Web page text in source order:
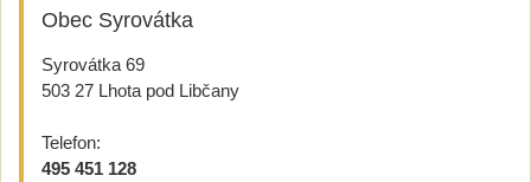
Obec Syrovátka
Syrovátka 69
503 27 Lhota pod Libčany
Telefon:
495 451 128